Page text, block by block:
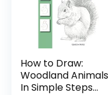
How to Draw:
Woodland Animals
In Simple Steps